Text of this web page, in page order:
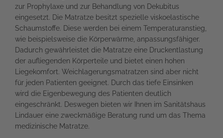
zur Prophylaxe und zur Behandlung von Dekubitus
eingesetzt. Die Matratze besitzt spezielle viskoelastische
Schaumstoffe. Diese werden bei einem Temperaturanstieg,
wie beispielsweise die Körperwärme, anpassungsfähiger.
Dadurch gewährleistet die Matratze eine Druckentlastung
der aufliegenden Körperteile und bietet einen hohen
Liegekomfort. Weichlagerungsmatratzen sind aber nicht
für jeden Patienten geeignet. Durch das tiefe Einsinken
wird die Eigenbewegung des Patienten deutlich
eingeschränkt. Deswegen bieten wir Ihnen im Sanitätshaus
Lindauer eine zweckmäßige Beratung rund um das Thema
medizinische Matratze.